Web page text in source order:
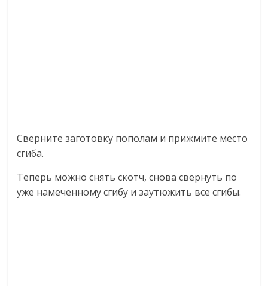
Сверните заготовку пополам и прижмите место
сгиба.
Теперь можно снять скотч, снова свернуть по
уже намеченному сгибу и заутюжить все сгибы.